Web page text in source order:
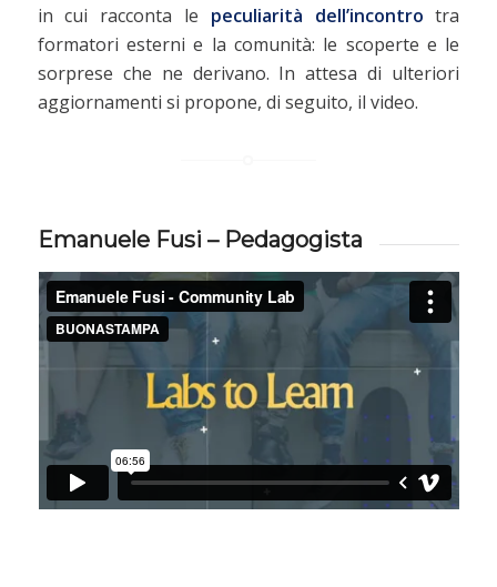
in cui racconta le peculiarità dell’incontro tra
formatori esterni e la comunità: le scoperte e le
sorprese che ne derivano. In attesa di ulteriori
aggiornamenti si propone, di seguito, il video.
Emanuele Fusi – Pedagogista